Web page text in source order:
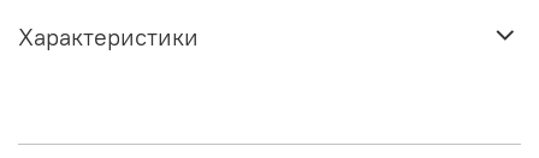
Характеристики